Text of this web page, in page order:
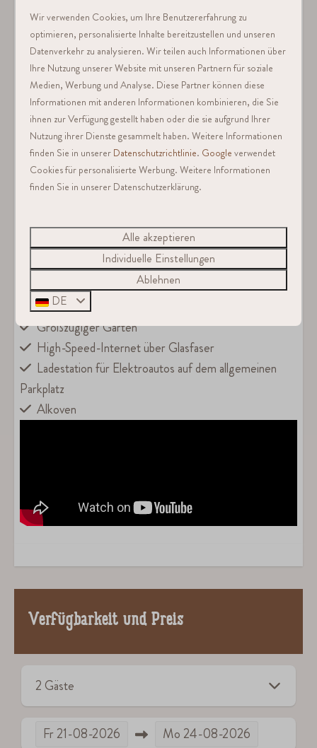
Flachbildfernseher
Dusche
Kombimikrowelle
Geschirrspüler
Nespresso-Kaffeemaschine
Gaskochfeld
Privatsphäre
Offene Küche
Kostenloser Parkplatz am Haus
Kein Feuerwerk erlaubt
Gartenmöbel
Terrasse
Doppelbett
Etagenbett
Großzügiger Garten
High-Speed-Internet über Glasfaser
Ladestation für Elektroautos auf dem allgemeinen
Parkplatz
Alkoven
Verfügbarkeit und Preis
2 Gäste
Fr21-08-2026 Mo 24-08-2026
Wir verwenden Cookies, um Ihre Benutzererfahrung zu
optimieren, personalisierte Inhalte bereitzustellen und unseren
Datenverkehr zu analysieren. Wir teilen auch Informationen über
Ihre Nutzung unserer Website mit unseren Partnern für soziale
Medien, Werbung und Analyse. Diese Partner können diese
Informationen mit anderen Informationen kombinieren, die Sie
ihnen zur Verfügung gestellt haben oder die sie aufgrund Ihrer
Nutzung ihrer Dienste gesammelt haben. Weitere Informationen
finden Sie in unserer Datenschutzrichtlinie. Google verwendet
Cookies für personalisierte Werbung. Weitere Informationen
finden Sie in unserer Datenschutzerklärung.
Alle akzeptieren
Individuelle Einstellungen
Ablehnen
DE